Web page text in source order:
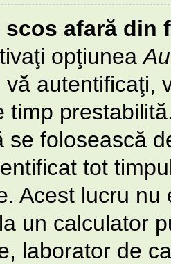
scos afară din
opţiunea
vă autentificaţi,
timp
se folosească
tot
Acest lucru
un calculator
laborator de